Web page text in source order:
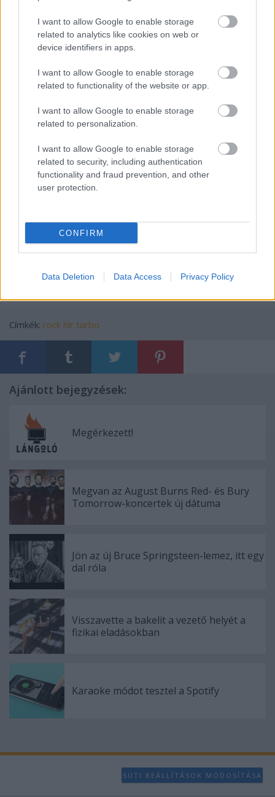
I want to allow Google to enable storage
related to analytics like cookies on web or
device identifiers in apps.
I want to allow Google to enable storage
related to functionality of the website or app.
I want to allow Google to enable storage
related to personalization.
I want to allow Google to enable storage
related to security, including authentication
functionality and fraud prevention, and other
user protection.
CONFIRM
Data Deletion Data Access Privacy Policy
A posztot az NKA és a Cseh Tamás Program
támogatta:
Címkék: rock hír turbo
Ajánlott bejegyzések:
Megérkezett!
Megvan az August Burns Red- és Bury
Tomorrow-koncertek új dátuma
Jön az új Bruce Springsteen-lemez, itt egy
dal róla
Visszavette a bakelit a vezető helyét a
fizikai eladásokban
Karaoke módot tesztel a Spotify
SÜTI BEÁLLÍTÁSOK MÓDOSÍTÁSA